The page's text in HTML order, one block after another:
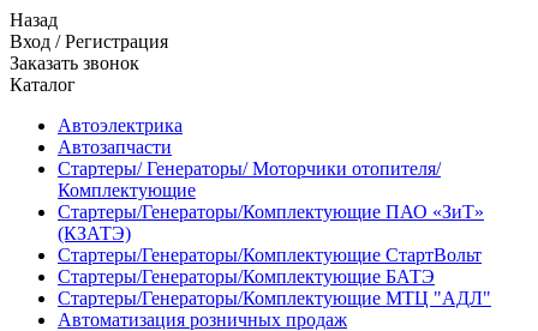
Назад
Вход /Регистрация
Заказать звонок
Каталог
Автоэлектрика
Автозапчасти
Стартеры/ Генераторы/ Моторчики отопителя/
Комплектующие
Стартеры/Генераторы/Комплектующие ПАО «ЗиТ»
(КЗАТЭ)
Стартеры/Генераторы/Комплектующие СтартВольт
Стартеры/Генераторы/Комплектующие БАТЭ
Стартеры/Генераторы/Комплектующие МТЦ "АДЛ"
Автоматизация розничных продаж